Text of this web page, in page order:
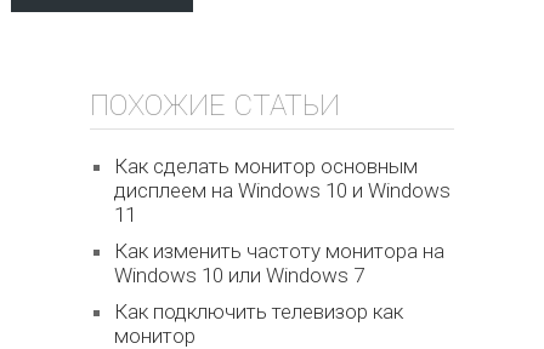
ПОХОЖИЕ СТАТЬИ
Как сделать монитор основным
дисплеем на Windows 10 и Windows
11
Как изменить частоту монитора на
Windows 10 или Windows 7
Как подключить телевизор как
монитор